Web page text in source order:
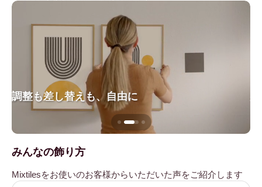
調整も差し替えも、自由に
みんなの飾り方
Mixtilesをお使いのお客様からいただいた声をご紹介します